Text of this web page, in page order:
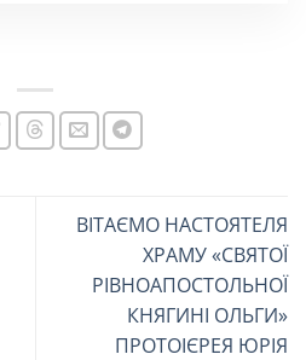
ВІТАЄМО НАСТОЯТЕЛЯ
ХРАМУ «СВЯТОЇ
РІВНОАПОСТОЛЬНОЇ
КНЯГИНІ ОЛЬГИ»
ПРОТОІЄРЕЯ ЮРІЯ